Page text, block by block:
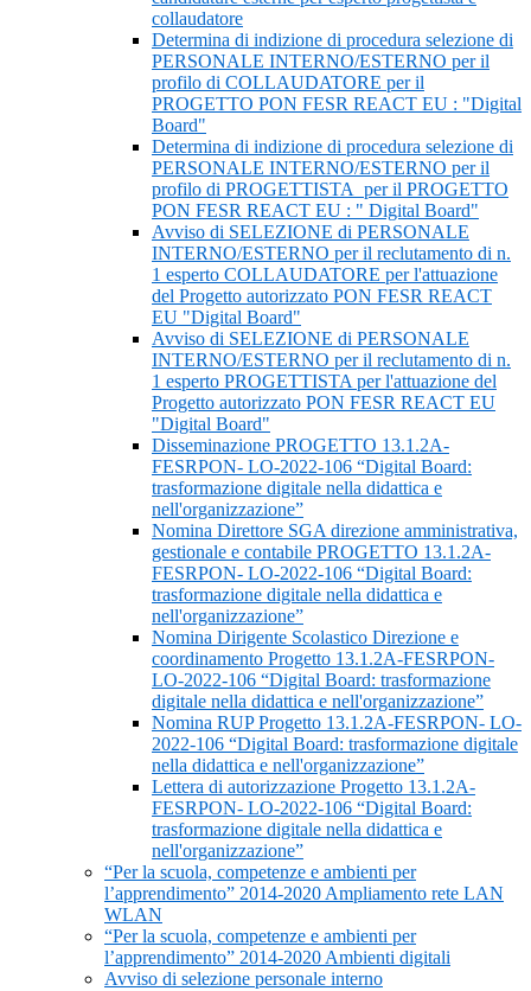
collaudatore
Determina di indizione di procedura selezione di
PERSONALE INTERNO/ESTERNO per il
profilo di COLLAUDATORE per il
PROGETTO PON FESR REACT EU : "Digital
Board"
Determina di indizione di procedura selezione di
PERSONALE INTERNO/ESTERNO per il
profilo di PROGETTISTA per il PROGETTO
PON FESR REACT EU : " Digital Board"
Avviso di SELEZIONE di PERSONALE
INTERNO/ESTERNO per il reclutamento di n.
1 esperto COLLAUDATORE per l'attuazione
del Progetto autorizzato PON FESR REACT
EU "Digital Board"
Avviso di SELEZIONE di PERSONALE
INTERNO/ESTERNO per il reclutamento di n.
1 esperto PROGETTISTA per l'attuazione del
Progetto autorizzato PON FESR REACT EU
"Digital Board"
Disseminazione PROGETTO 13.1.2A-
FESRPON- LO-2022-106 “Digital Board:
trasformazione digitale nella didattica e
nell'organizzazione”
Nomina Direttore SGA direzione amministrativa,
gestionale e contabile PROGETTO 13.1.2A-
FESRPON- LO-2022-106 “Digital Board:
trasformazione digitale nella didattica e
nell'organizzazione”
Nomina Dirigente Scolastico Direzione e
coordinamento Progetto 13.1.2A-FESRPON-
LO-2022-106 “Digital Board: trasformazione
digitale nella didattica e nell'organizzazione”
Nomina RUP Progetto 13.1.2A-FESRPON- LO-
2022-106 “Digital Board: trasformazione digitale
nella didattica e nell'organizzazione”
Lettera di autorizzazione Progetto 13.1.2A-
FESRPON- LO-2022-106 “Digital Board:
trasformazione digitale nella didattica e
nell'organizzazione”
“Per la scuola, competenze e ambienti per
l’apprendimento” 2014-2020 Ampliamento rete LAN
WLAN
“Per la scuola, competenze e ambienti per
l’apprendimento” 2014-2020 Ambienti digitali
Avviso di selezione personale interno